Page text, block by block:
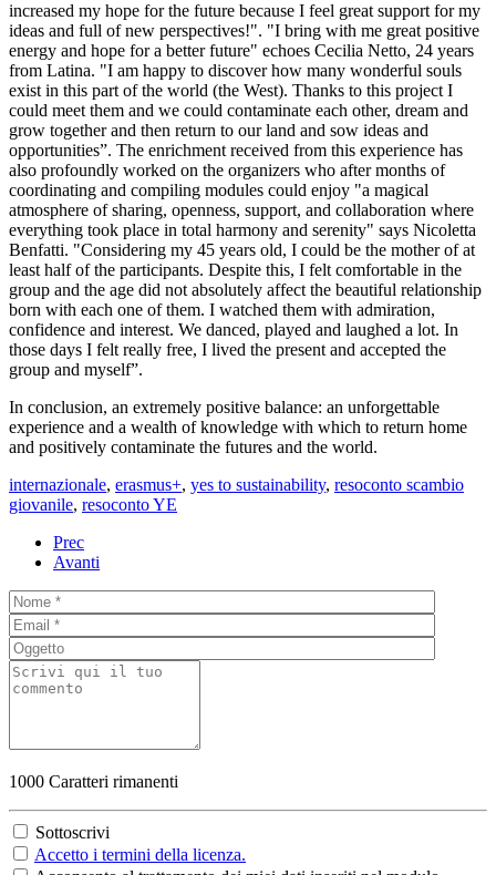
increased my hope for the future because I feel great support for my
ideas and full of new perspectives!". "I bring with me great positive
energy and hope for a better future" echoes Cecilia Netto, 24 years
from Latina. "I am happy to discover how many wonderful souls
exist in this part of the world (the West). Thanks to this project I
could meet them and we could contaminate each other, dream and
grow together and then return to our land and sow ideas and
opportunities”. The enrichment received from this experience has
also profoundly worked on the organizers who after months of
coordinating and compiling modules could enjoy "a magical
atmosphere of sharing, openness, support, and collaboration where
everything took place in total harmony and serenity" says Nicoletta
Benfatti. "Considering my 45 years old, I could be the mother of at
least half of the participants. Despite this, I felt comfortable in the
group and the age did not absolutely affect the beautiful relationship
born with each one of them. I watched them with admiration,
confidence and interest. We danced, played and laughed a lot. In
those days I felt really free, I lived the present and accepted the
group and myself”.
In conclusion, an extremely positive balance: an unforgettable
experience and a wealth of knowledge with which to return home
and positively contaminate the futures and the world.
internazionale, erasmus+, yes to sustainability, resoconto scambio
giovanile, resoconto YE
Prec
Avanti
1000 Caratteri rimanenti
Sottoscrivi
Accetto i termini della licenza.